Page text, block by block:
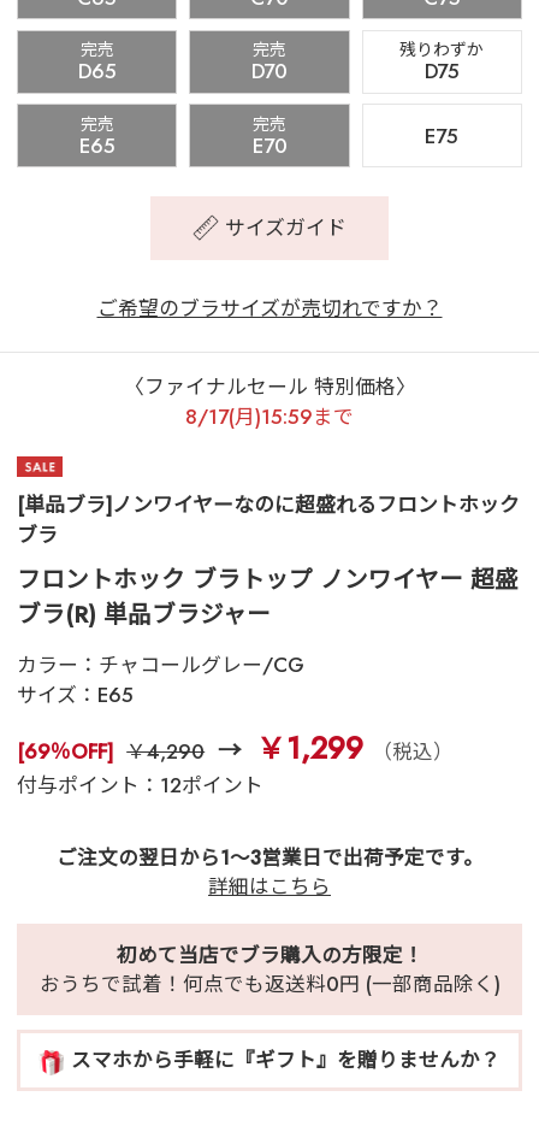
完売
D65
完売
D70
残りわずか
D75
完売
E65
完売
E70 E75
サイズガイド
ご希望のブラサイズが売切れですか？
〈ファイナルセール 特別価格〉
8/17(月)15:59まで
[単品ブラ]ノンワイヤーなのに超盛れるフロントホック
ブラ
フロントホック ブラトップ ノンワイヤー 超盛
ブラ(R) 単品ブラジャー
カラー： チャコールグレー/CG
サイズ： E65
[69％OFF] ￥4,290 ￥1,299
（税込）
付与ポイント：12ポイント
ご注文の翌日から1～3営業日で出荷予定です。
詳細はこちら
初めて当店でブラ購入の方限定！
おうちで試着！何点でも返送料0円 (一部商品除く)
スマホから手軽に『ギフト』を贈りませんか？